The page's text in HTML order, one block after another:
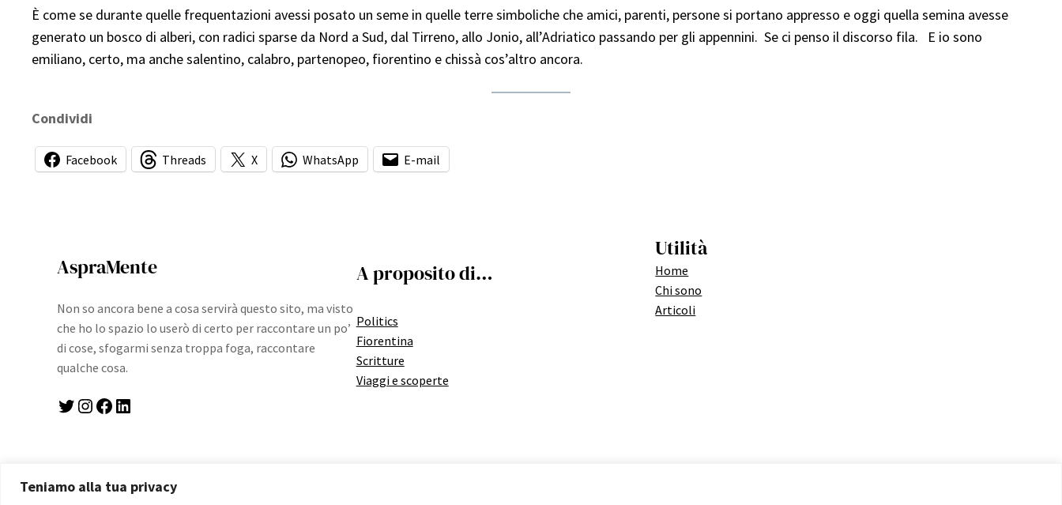
Teniamo alla tua privacy
È come se durante quelle frequentazioni avessi posato un seme in quelle terre simboliche che amici, parenti, persone si portano appresso e oggi quella semina avesse
generato un bosco di alberi, con radici sparse da Nord a Sud, dal Tirreno, allo Jonio, all’Adriatico passando per gli appennini. Se ci penso il discorso fila. E io sono
emiliano, certo, ma anche salentino, calabro, partenopeo, fiorentino e chissà cos’altro ancora.
Condividi
Facebook Threads X WhatsApp E-mail
AspraMente
Non so ancora bene a cosa servirà questo sito, ma visto
che ho lo spazio lo userò di certo per raccontare un po’
di cose, sfogarmi senza troppa foga, raccontare
qualche cosa.
Twitter Instagram Facebook LinkedIn
A proposito di…
Politics
Fiorentina
Scritture
Viaggi e scoperte
Utilità
Home
Chi sono
Articoli